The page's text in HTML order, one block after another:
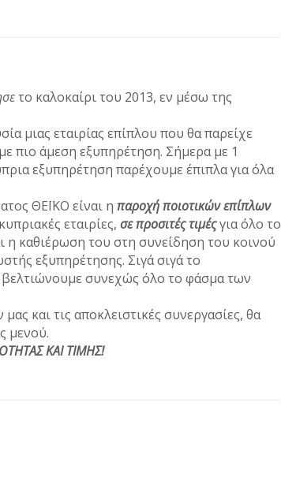
το καλοκαίρι του 2013, εν μέσω της
μιας εταιρίας επίπλου που θα παρείχε
πιο άμεση εξυπηρέτηση. Σήμερα με 1
εξυπηρέτηση παρέχουμε έπιπλα για όλα
ΘΕΪΚΟ είναι η παροχή ποιοτικών επίπλων
εταιρίες, σε προσιτές τιμέςγια όλο το
η καθιέρωση του στη συνείδηση του κοινού
εξυπηρέτησης. Σιγά σιγά το
βελτιώνουμε συνεχώς όλο το φάσμα των
και τις αποκλειστικές συνεργασίες, θα
μενού.
ΚΑΙ ΤΙΜΗΣ!